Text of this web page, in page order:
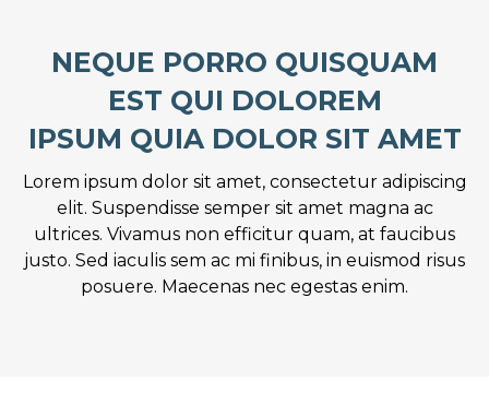
NEQUE PORRO QUISQUAM
EST QUI DOLOREM
IPSUM QUIA DOLOR SIT AMET
Lorem ipsum dolor sit amet, consectetur adipiscing
elit. Suspendisse semper sit amet magna ac
ultrices. Vivamus non efficitur quam, at faucibus
justo. Sed iaculis sem ac mi finibus, in euismod risus
posuere. Maecenas nec egestas enim.